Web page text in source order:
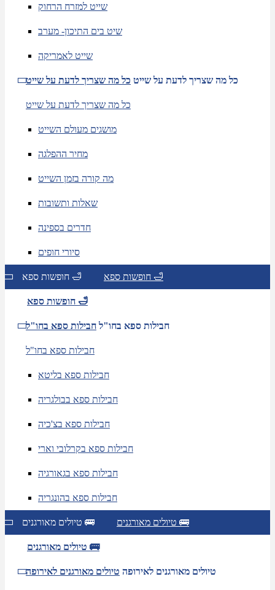
שייט למזרח הרחוק
שיט בים התיכון- מערב
שייט לאמריקה
כל מה שצריך לדעת על שייט כל מה שצריך לדעת על שייט
כל מה שצריך לדעת על שייט
מושגים מעולם השייט
מחיר ההפלגה
מה קורה בזמן השייט
שאלות ותשובות
חדרים בספינה
סיורי חופים
חופשות ספא 🛁 חופשות ספא 🛁
חופשות ספא 🛁
חבילות ספא בחו"ל חבילות ספא בחו"ל
חבילות ספא בחו"ל
חבילות ספא בליטא
חבילות ספא בבולגריה
חבילות ספא בצ'כיה
חבילות ספא בקרלובי וארי
חבילות ספא בגאורגיה
חבילות ספא בהונגריה
טיולים מאורגנים 🚌 טיולים מאורגנים 🚌
טיולים מאורגנים 🚌
טיולים מאורגנים לאירופה טיולים מאורגנים לאירופה